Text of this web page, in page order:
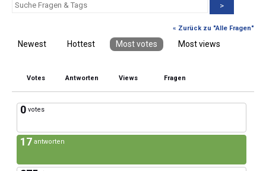
>
« Zurück zu "Alle Fragen"
Newest Hottest Most votes Most views
Votes Antworten Views Fragen
0 votes
17 antworten